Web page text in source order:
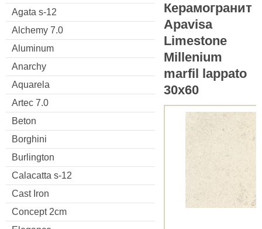
Agata s-12
Alchemy 7.0
Aluminum
Anarchy
Aquarela
Artec 7.0
Beton
Borghini
Burlington
Calacatta s-12
Cast Iron
Concept 2cm
Керамогранит
Apavisa
Limestone
Millenium
marfil lappato
30x60